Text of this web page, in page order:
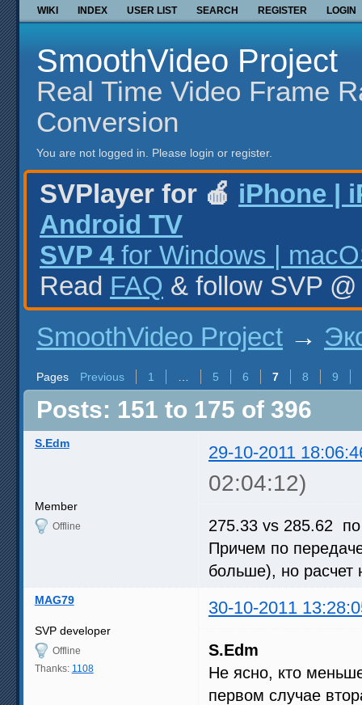
WIKI INDEX USER LIST SEARCH REGISTER LOGIN
SmoothVideo Project
Real Time Video Frame
Conversion
You are not logged in. Please login or register.
SVPlayer for 🍎 iPhone |
Android TV
SVP 4 for Windows |
Read FAQ & follow SVP
SmoothVideo Project →
Pages Previous 1 5 6 7 8 9
Posts: 151 to 175 of 396
S.Edm 29-10-2011
02:04:12)
Member
Offline
275.33 vs 285.62
Причем по
больше), но расчет
MAG79 30-10-2011
SVP developer
Offline
Thanks: 1108
S.Edm
Не ясно, кто
первом случае